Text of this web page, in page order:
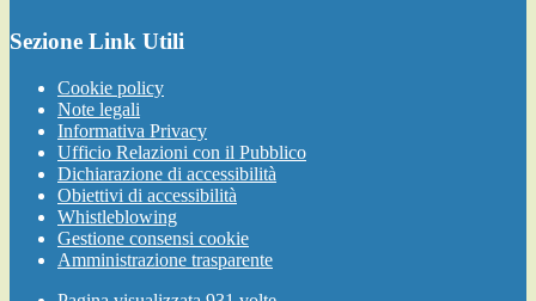
Sezione Link Utili
Cookie policy
Note legali
Informativa Privacy
Ufficio Relazioni con il Pubblico
Dichiarazione di accessibilità
Obiettivi di accessibilità
Whistleblowing
Gestione consensi cookie
Amministrazione trasparente